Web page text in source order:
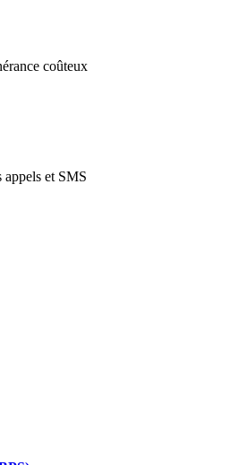
coûteux
et SMS